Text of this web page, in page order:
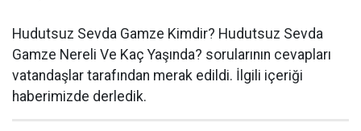
Hudutsuz Sevda Gamze Kimdir? Hudutsuz Sevda
Gamze Nereli Ve Kaç Yaşında? sorularının cevapları
vatandaşlar tarafından merak edildi. İlgili içeriği
haberimizde derledik.